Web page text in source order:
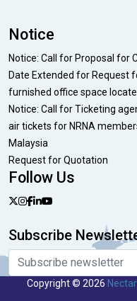
Notice
Notice: Call for Proposal for
Date Extended for Request
furnished office space
Notice: Call for Ticketing
air tickets for NRNA
Malaysia
Request for Quotation
Follow Us
Subscribe
Copyright © 2026